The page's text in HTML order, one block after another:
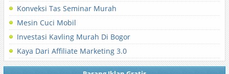
Konveksi Tas Seminar Murah
Mesin Cuci Mobil
Investasi Kavling Murah Di Bogor
Kaya Dari Affiliate Marketing 3.0